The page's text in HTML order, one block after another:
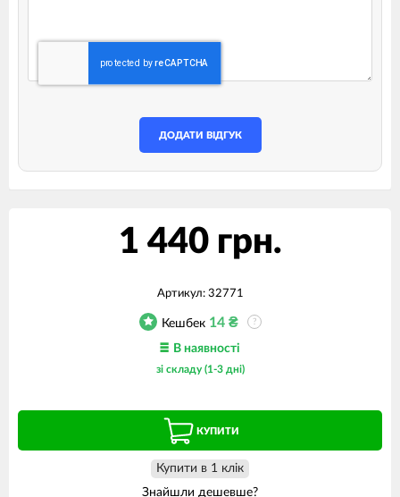
ДОДАТИ ВІДГУК
1 440 грн.
Артикул: 32771
Кешбек 14₴ ?
В наявності
зі складу (1-3 дні)
КУПИТИ
Купити в 1 клiк